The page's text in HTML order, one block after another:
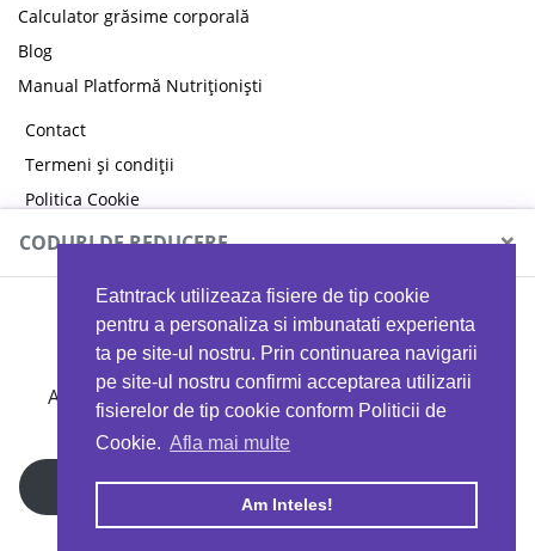
Eatntrack utilizeaza fisiere de tip cookie
pentru a personaliza si imbunatati experienta
ta pe site-ul nostru. Prin continuarea navigarii
pe site-ul nostru confirmi acceptarea utilizarii
fisierelor de tip cookie conform Politicii de
Cookie. Afla mai multe
Am Inteles!
Calculator grăsime corporală
Blog
Manual Platformă Nutriționiști
Contact
Termeni și condiții
Politica Cookie
Politica de confidențialitate
Copyright © 2026 EAT & TRACK S.R.L
CODURI DE REDUCERE ×
MYPROTEIN
Ai 40%reducere la orice comandă folosind codul
EATTRACK
Profită acum